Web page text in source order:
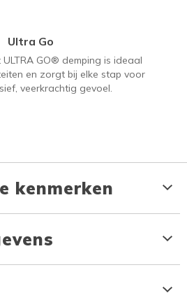
Ultra Go
GO® demping is ideaal
en zorgt bij elke stap voor
veerkrachtig gevoel.
kenmerken